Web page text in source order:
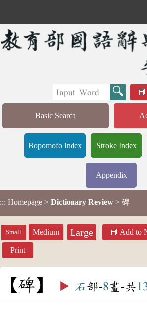
Basic Search
Bopomofo Index Stroke Index
Appendix
::: Homepage > Dictionary Review > 碑
Small Medium Large Add to
Print
碑 ▶️ 石 部-8畫-共 13